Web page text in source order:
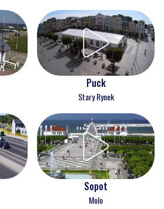
Puck
Stary Rynek
Sopot
Molo